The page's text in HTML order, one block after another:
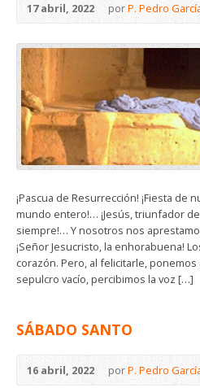
17 abril, 2022 porP. Pedro
¡Pascua de Resurrección! ¡Fiesta de
mundo entero!… ¡Jesús, triunfador
siempre!… Y nosotros nos
¡Señor Jesucristo, la enhorabuena!
corazón. Pero, al felicitarle,
sepulcro vacío, percibimos la voz […]
SÁBADO SANTO
16 abril, 2022 porP. Pedro